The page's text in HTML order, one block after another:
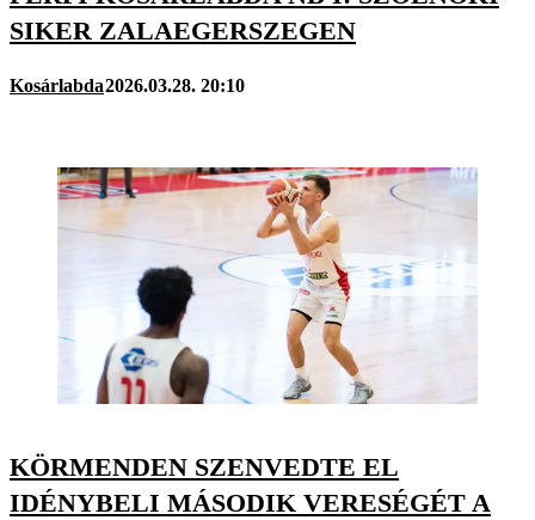
SIKER ZALAEGERSZEGEN
Kosárlabda2026.03.28. 20:10
KÖRMENDEN SZENVEDTE EL
IDÉNYBELI MÁSODIK VERESÉGÉT A